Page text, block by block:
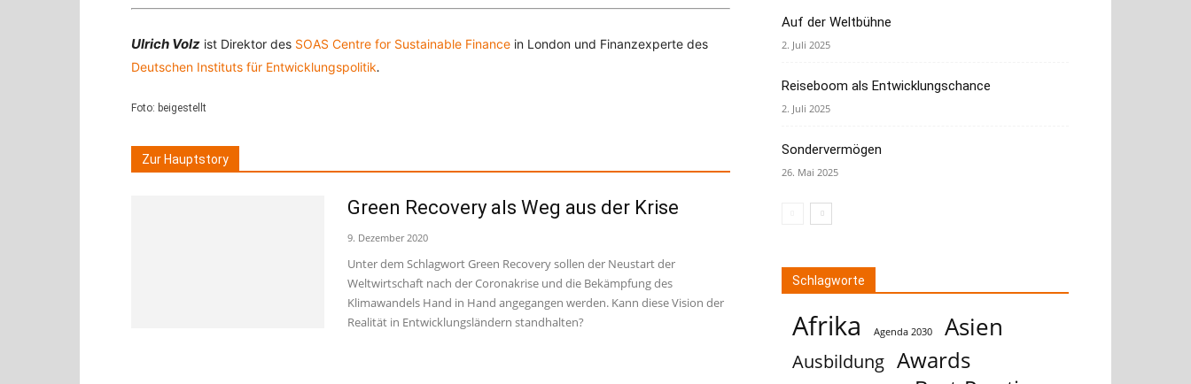
Ulrich Volz ist Direktor des SOAS Centre for Sustainable Finance in London und Finanzexperte des
Deutschen Instituts für Entwicklungspolitik.
Foto: beigestellt
Zur Hauptstory
Green Recovery als Weg aus der Krise
9. Dezember 2020
Unter dem Schlagwort Green Recovery sollen der Neustart der
Weltwirtschaft nach der Coronakrise und die Bekämpfung des
Klimawandels Hand in Hand angegangen werden. Kann diese Vision der
Realität in Entwicklungsländern standhalten?
Auf der Weltbühne
2. Juli 2025
Reiseboom als Entwicklungschance
2. Juli 2025
Sondervermögen
26. Mai 2025
Schlagworte
Afrika Agenda 2030 Asien
Ausbildung Awards